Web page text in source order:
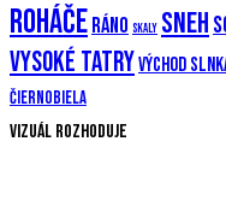
RoháčeRáno Skaly Sneh
Vysoké TatryVýchod
Čiernobiela
Vizuál rozhoduje